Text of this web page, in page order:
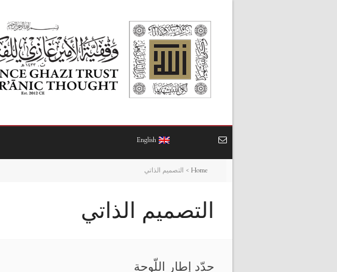
English
Home
> التصميم الذاتي
التصميم الذاتي
حدّد إطار اللّوحة